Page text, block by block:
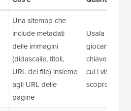
Una sitemap che
include metadati
delle immagini
(didascalie, titoli,
URL dei file) insieme
agli URL delle
pagine
Usala se le
giocano un
chiave nel
cui i visitatori
scoprono il